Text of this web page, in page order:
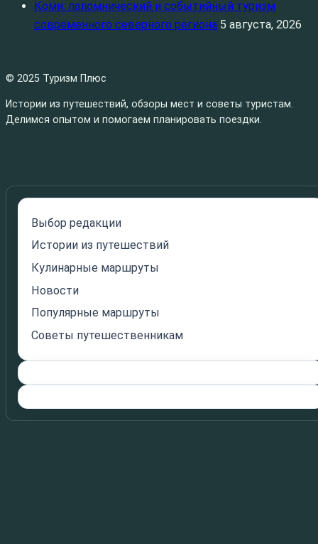
Коми: паломнический и событийный туризм
современного северного региона 5 августа, 2026
© 2025 Туризм Плюс
Истории из путешествий, обзоры мест и советы туристам.
Делимся опытом и помогаем планировать поездки.
Выбор редакции
Истории из путешествий
Кулинарные маршруты
Новости
Популярные маршруты
Советы путешественникам